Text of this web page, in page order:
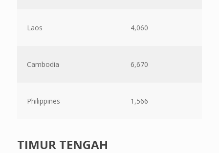
Laos 4,060
Cambodia 6,670
Philippines 1,566
TIMUR TENGAH